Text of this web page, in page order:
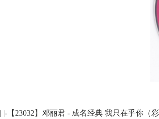
| |-【23032】邓丽君 - 成名经典 我只在乎你（